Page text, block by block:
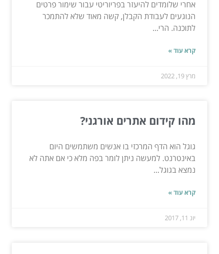
אחרי שלומדים להיעזר בפריוריטי עבור שימור פרטים
הנוגעים לעבודת הקבלן, קשה מאוד שלא להתמכר
לתוכנה. הרי...
קרא עוד »
מרץ 19, 2022
מהו קידום אתרים אורגני?
גוגל הוא הדף המרכזי בו אנשים משתמשים היום
באינטרנט. למעשה ניתן לומר בפה מלא כי אם אתה לא
נמצא בגוגל...
קרא עוד »
יונ 11, 2017